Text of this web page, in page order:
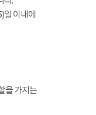
이내에
을 가지는